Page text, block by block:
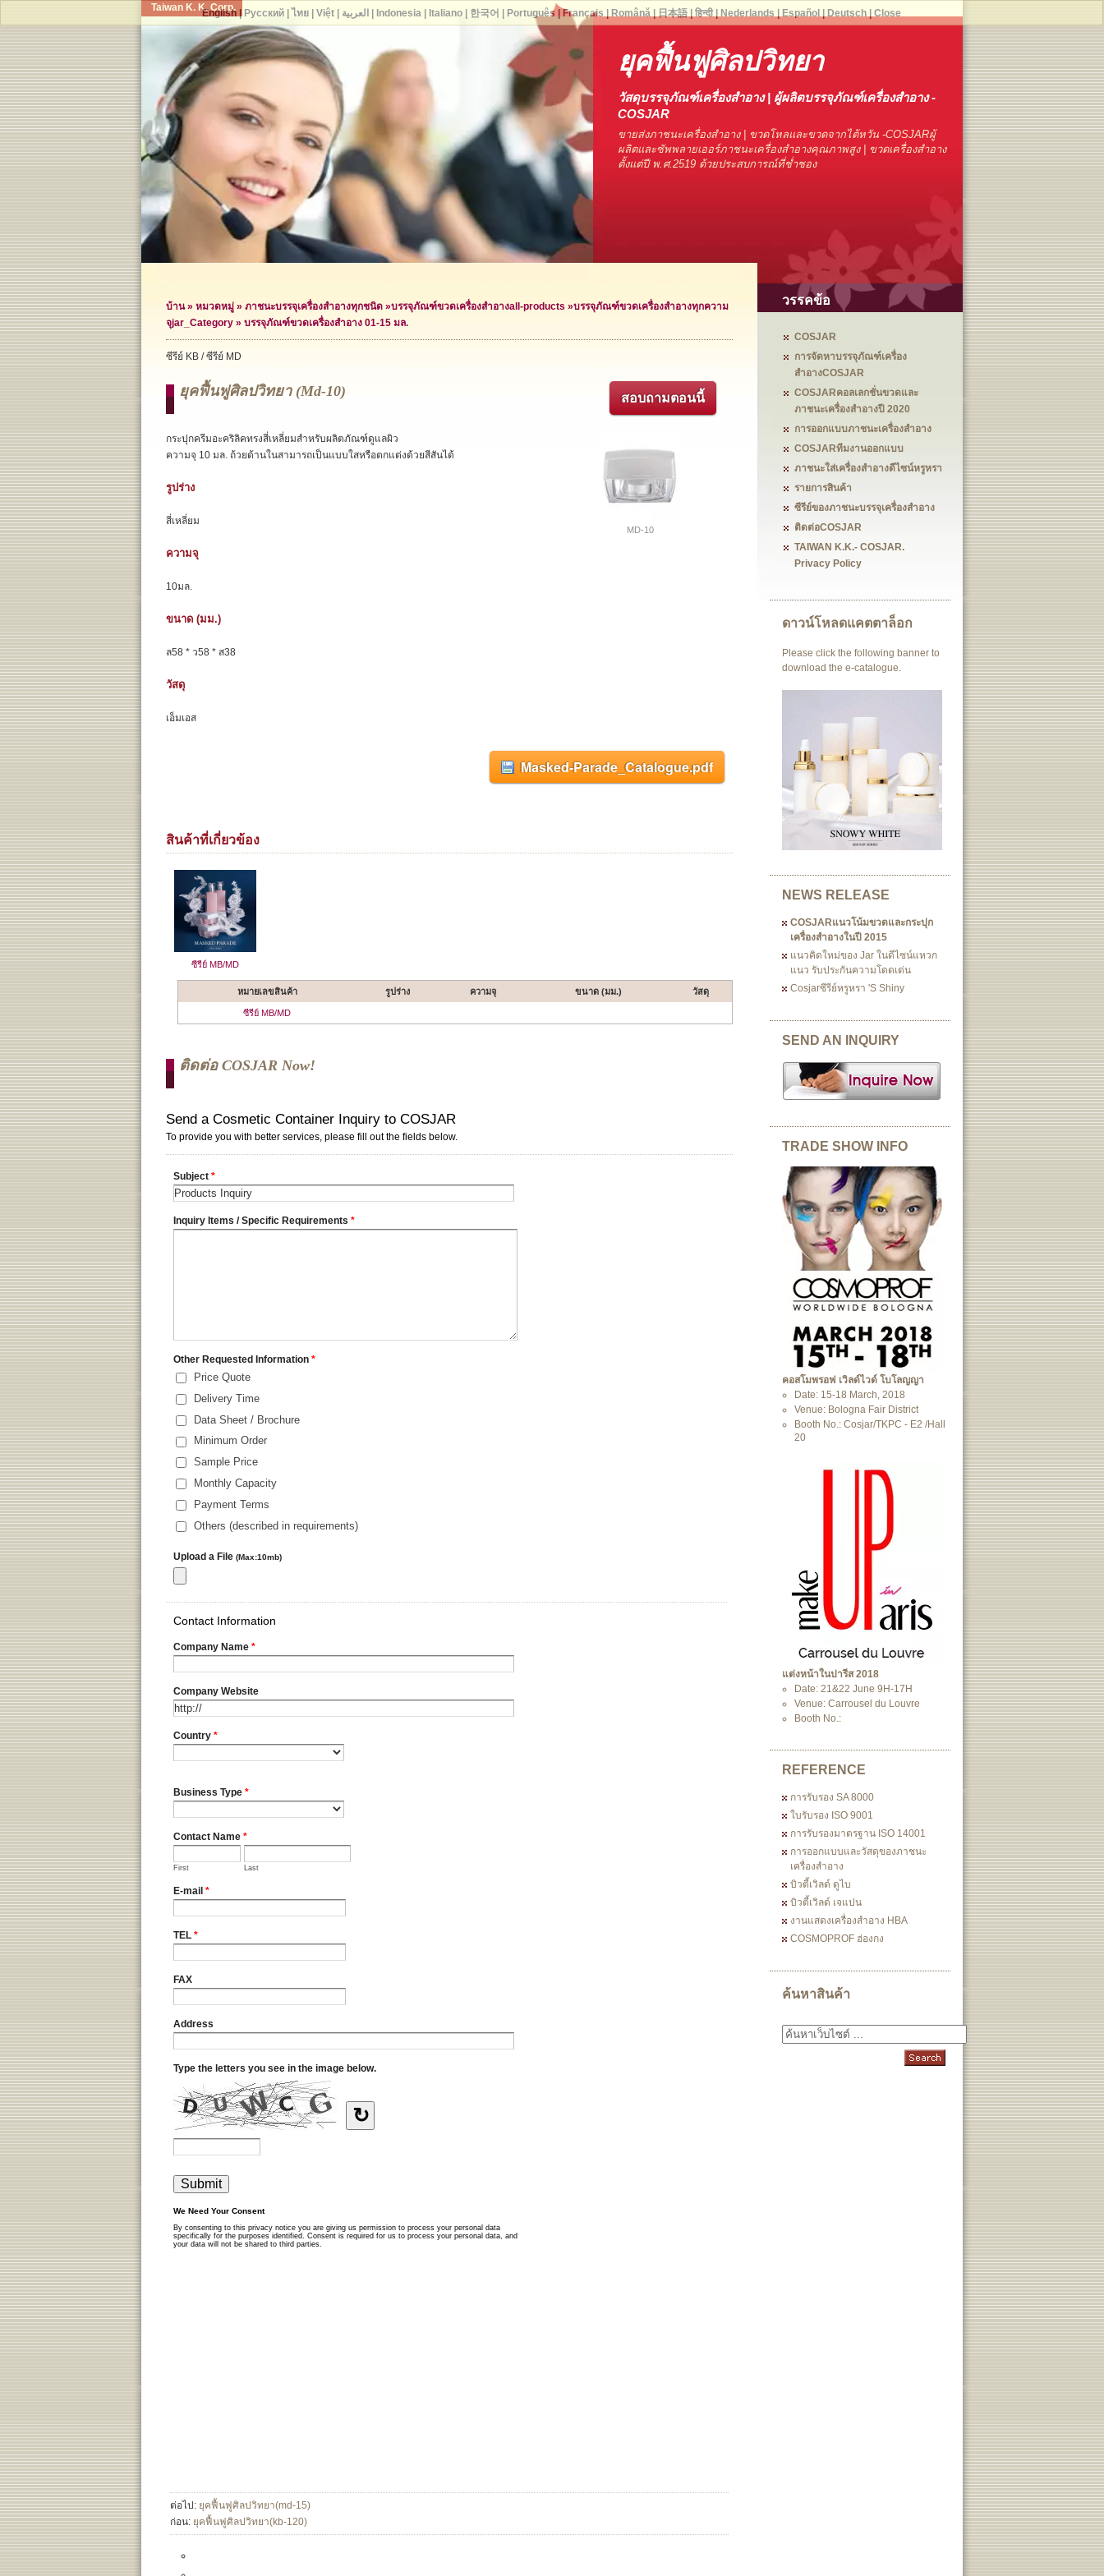
Taiwan K. K. Corp.
ยุคฟื้นฟูศิลปวิทยา
วัสดุบรรจุภัณฑ์เครื่องสำอาง | ผู้ผลิตบรรจุภัณฑ์เครื่องสำอาง -
COSJAR
ขายส่งภาชนะเครื่องสำอาง | ขวดโหลและขวดจากไต้หวัน -COSJARผู้
ผลิตและซัพพลายเออร์ภาชนะเครื่องสำอางคุณภาพสูง | ขวดเครื่องสำอาง
ตั้งแต่ปี พ.ศ.2519 ด้วยประสบการณ์ที่ช่ำชอง
บ้าน» หมวดหมู่ » ภาชนะบรรจุเครื่องสำอางทุกชนิด »บรรจุภัณฑ์ขวดเครื่องสำอางall-products »บรรจุภัณฑ์ขวดเครื่องสำอางทุกความ
จุjar_Category » บรรจุภัณฑ์ขวดเครื่องสำอาง 01-15 มล.
ซีรีย์ KB / ซีรีย์ MD
สอบถามตอนนี้
ยุคฟื้นฟูศิลปวิทยา (md-10)
MD-10
กระปุกครีมอะคริลิคทรงสี่เหลี่ยมสำหรับผลิตภัณฑ์ดูแลผิว
ความจุ 10 มล. ถ้วยด้านในสามารถเป็นแบบใสหรือตกแต่งด้วยสีสันได้
รูปร่าง
สี่เหลี่ยม
ความจุ
10มล.
ขนาด (มม.)
ล58 * ว58 * ส38
วัสดุ
เอ็มเอส
Masked-Parade_Catalogue.pdf
สินค้าที่เกี่ยวข้อง
ซีรีย์ MB/MD
หมายเลขสินค้า รูปร่าง ความจุ ขนาด (มม.) วัสดุ
ซีรีย์ MB/MD
ติดต่อ COSJAR Now!
ต่อไป: ยุคฟื้นฟูศิลปวิทยา(md-15)
ก่อน: ยุคฟื้นฟูศิลปวิทยา(kb-120)
วรรคข้อ
COSJAR
การจัดหาบรรจุภัณฑ์เครื่อง
สำอางCOSJAR
COSJARคอลเลกชั่นขวดและ
ภาชนะเครื่องสำอางปี 2020
การออกแบบภาชนะเครื่องสำอาง
COSJARทีมงานออกแบบ
ภาชนะใส่เครื่องสำอางดีไซน์หรูหรา
รายการสินค้า
ซีรีย์ของภาชนะบรรจุเครื่องสำอาง
ติดต่อCOSJAR
TAIWAN K.K.- COSJAR.
Privacy Policy
ดาวน์โหลดแคตตาล็อก
Please click the following banner to
download the e-catalogue.
NEWS RELEASE
COSJARแนวโน้มขวดและกระปุก
เครื่องสำอางในปี 2015
แนวคิดใหม่ของ Jar ในดีไซน์แหวก
แนว รับประกันความโดดเด่น
Cosjarซีรีย์หรูหรา 's Shiny
SEND AN INQUIRY
TRADE SHOW INFO
คอสโมพรอฟ เวิลด์ไวด์ โบโลญญา
Date: 15-18 March, 2018
Venue: Bologna Fair District
Booth No.: Cosjar/TKPC - E2 /Hall
20
แต่งหน้าในปารีส 2018
Date: 21&22 June 9H-17H
Venue: Carrousel du Louvre
Booth No.:
REFERENCE
การรับรอง SA 8000
ใบรับรอง ISO 9001
การรับรองมาตรฐาน ISO 14001
การออกแบบและวัสดุของภาชนะ
เครื่องสำอาง
บิวตี้เวิลด์ ดูไบ
บิวตี้เวิลด์ เจแปน
งานแสดงเครื่องสำอาง HBA
COSMOPROF ฮ่องกง
ค้นหาสินค้า
English| Русский| ไทย| Việt| العربية Indonesia| Italiano| 한국어 Português Français Română| 日本語| हिन्दी| Nederlands Español Deutsch| Close